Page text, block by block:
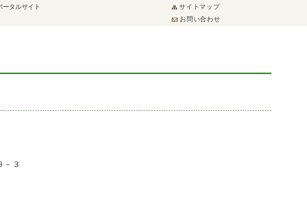
タルサイト
サイトマップ
お問い合わせ
３